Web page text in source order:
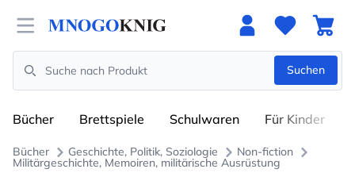
Open menu
Search
Suchen
Bücher Brettspiele Schulwaren Für Kinder
Bücher Geschichte, Politik, Soziologie Non-fiction
Militärgeschichte, Memoiren, militärische Ausrüstung